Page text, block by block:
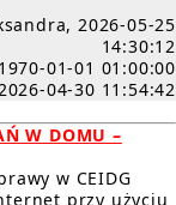
2026-05-25
14:30:12
01-01 01:00:00
04-30 11:54:42
W DOMU –
w CEIDG
przy użyciu